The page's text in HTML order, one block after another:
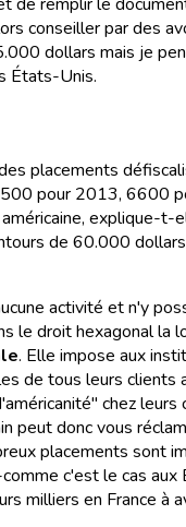
de remplir le
conseiller par des
dollars mais je
États-Unis.
placements
pour 2013, 6600
explique-t-
de 60.000
activité et n'y
le droit hexagonal la
. Elle impose aux
de tous leurs
chez
peut donc vous
placements sont
c'est le cas
milliers en France à